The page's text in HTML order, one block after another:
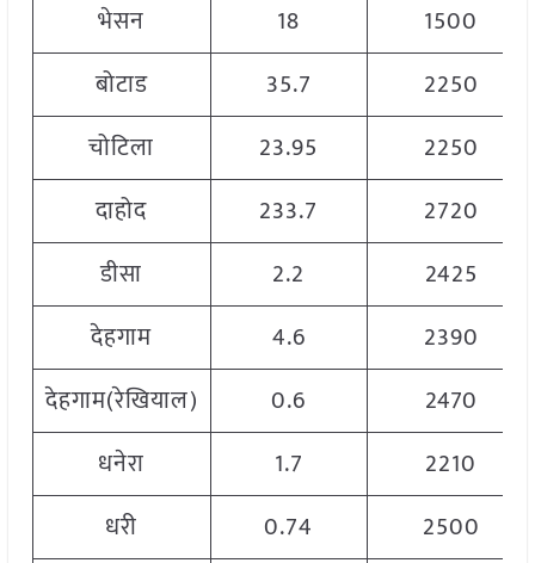
भेसन
18
1500
बोटाड
35.7
2250
चोटिला
23.95
2250
दाहोद
233.7
2720
डीसा
2.2
2425
देहगाम
4.6
2390
देहगाम(रेखियाल)
0.6
2470
धनेरा
1.7
2210
धरी
0.74
2500